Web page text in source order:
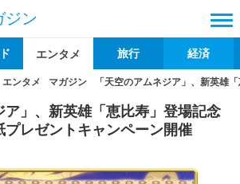
ジン
エンタメ 旅行 経済
エンタメ マガジン 「天空のアムネジア」、新英雄
ア」、新英雄「恵比寿」登場記念
プレゼントキャンペーン開催